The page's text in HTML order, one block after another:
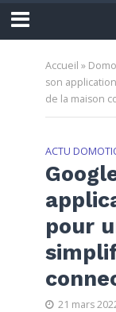
Accueil »
son
de la maison
ACTU
pour
21 mars